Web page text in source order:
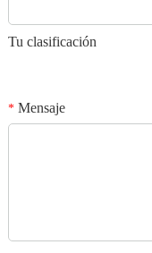
Tu clasificación
*Mensaje